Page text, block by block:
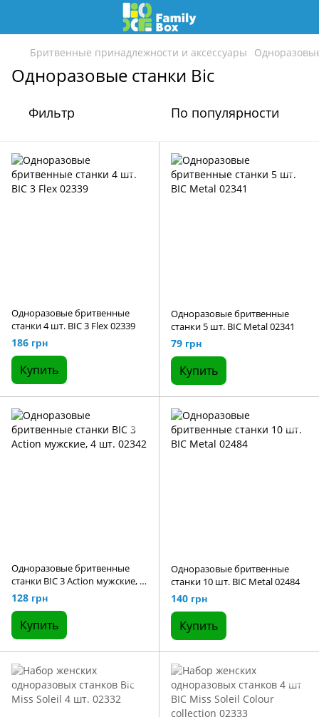
Бритвенные принадлежности и аксессуары
Одноразовые станки Bic
Фильтр По популярности
Одноразовые бритвенные
станки 4 шт. BIC 3 Flex 02339
186 грн
Купить
Одноразовые бритвенные
станки 5 шт. BIC Metal 02341
79 грн
Купить
Одноразовые бритвенные
станки BIC 3 Action мужские, 4
шт. 02342
128 грн
Купить
Одноразовые бритвенные
станки 10 шт. BIC Metal 02484
140 грн
Купить